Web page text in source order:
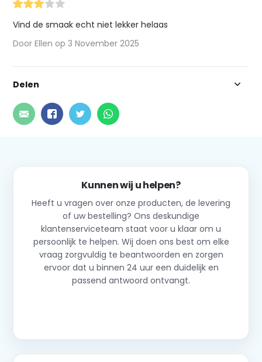
Vind de smaak echt niet lekker helaas
Door Ellen op 3 November 2025
Delen
Kunnen wij u helpen?
Heeft u vragen over onze producten, de levering
of uw bestelling? Ons deskundige
klantenserviceteam staat voor u klaar om u
persoonlijk te helpen. Wij doen ons best om elke
vraag zorgvuldig te beantwoorden en zorgen
ervoor dat u binnen 24 uur een duidelijk en
passend antwoord ontvangt.